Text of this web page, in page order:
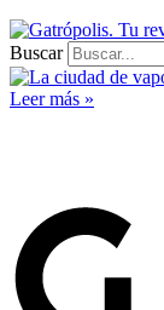
Buscar
Leer más »